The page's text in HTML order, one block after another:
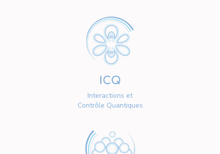
ICQ
Interactions et
Contrôle Quantiques